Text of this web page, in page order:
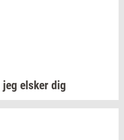
jeg el­sker dig